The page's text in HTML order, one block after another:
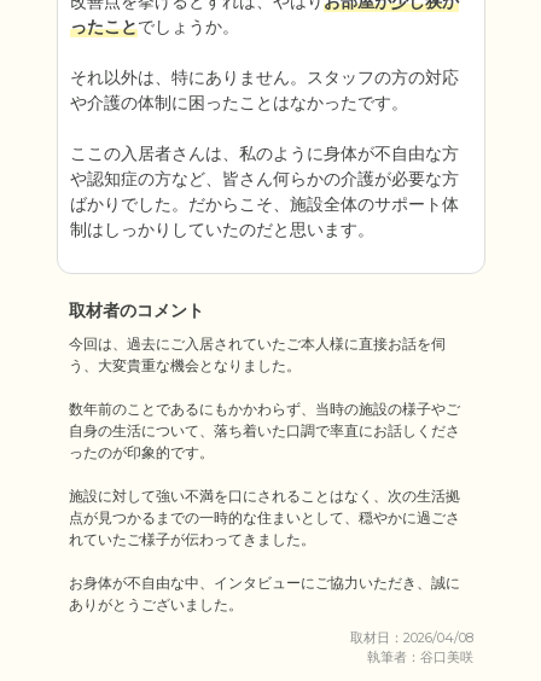
ったことでしょうか。
それ以外は、特にありません。スタッフの方の対応
や介護の体制に困ったことはなかったです。
ここの入居者さんは、私のように身体が不自由な方
や認知症の方など、皆さん何らかの介護が必要な方
ばかりでした。だからこそ、施設全体のサポート体
制はしっかりしていたのだと思います。
取材者のコメント
今回は、過去にご入居されていたご本人様に直接お話を伺
う、大変貴重な機会となりました。
数年前のことであるにもかかわらず、当時の施設の様子やご
自身の生活について、落ち着いた口調で率直にお話しくださ
ったのが印象的です。
施設に対して強い不満を口にされることはなく、次の生活拠
点が見つかるまでの一時的な住まいとして、穏やかに過ごさ
れていたご様子が伝わってきました。
お身体が不自由な中、インタビューにご協力いただき、誠に
ありがとうございました。
取材日：2026/04/08
執筆者：谷口美咲